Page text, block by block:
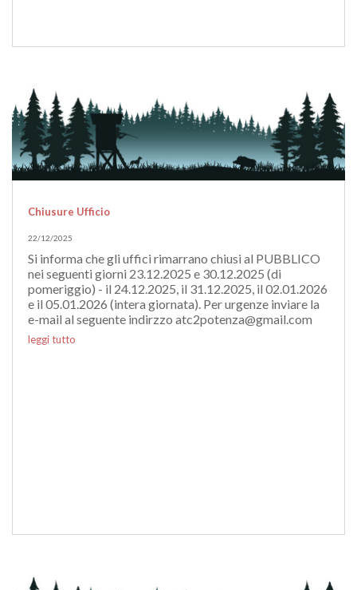
Chiusure Ufficio
22/12/2025
Si informa che gli uffici rimarrano chiusi al PUBBLICO
nei seguenti giorni 23.12.2025 e 30.12.2025 (di
pomeriggio) - il 24.12.2025, il 31.12.2025, il 02.01.2026
e il 05.01.2026 (intera giornata). Per urgenze inviare la
e-mail al seguente indirzzo atc2potenza@gmail.com
leggi tutto